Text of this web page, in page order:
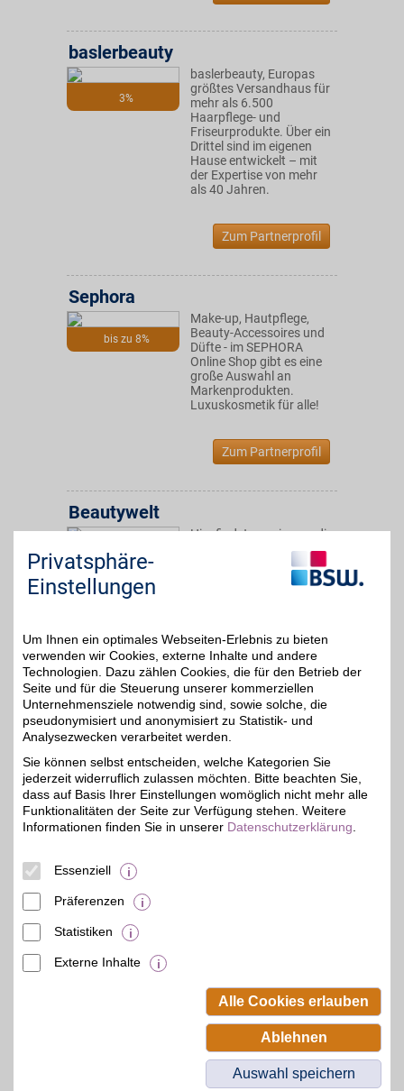
3%
baslerbeauty
baslerbeauty, Europas
größtes Versandhaus für
mehr als 6.500
Haarpflege- und
Friseurprodukte. Über ein
Drittel sind im eigenen
Hause entwickelt – mit
der Expertise von mehr
als 40 Jahren.
Zum Partnerprofil
bis zu 8%
Sephora
Make-up, Hautpflege,
Beauty-Accessoires und
Düfte - im SEPHORA
Online Shop gibt es eine
große Auswahl an
Markenprodukten.
Luxuskosmetik für alle!
Zum Partnerprofil
2%
Beautywelt
Hier findet man immer die
aktuellsten Trends zum
Pflegeprodukte, Make-up
Zum Partnerprofil
bis zu 6%
Yves Rocher
Pflanzenkosmetik:
Gesichtspflege, Make-up,
Düfte, Haarpflege,
Sonnencreme gibt es bei
dem französischen
Beauty-Hersteller. Alles
Beamten-Selbsthilfewerk GmbH.
Privatsphäre-
Einstellungen
Um Ihnen ein optimales Webseiten-Erlebnis zu bieten
verwenden wir Cookies, externe Inhalte und andere
Technologien. Dazu zählen Cookies, die für den Betrieb der
Seite und für die Steuerung unserer kommerziellen
Unternehmensziele notwendig sind, sowie solche, die
pseudonymisiert und anonymisiert zu Statistik- und
Analysezwecken verarbeitet werden.
Sie können selbst entscheiden, welche Kategorien Sie
jederzeit widerruflich zulassen möchten. Bitte beachten Sie,
dass auf Basis Ihrer Einstellungen womöglich nicht mehr alle
Funktionalitäten der Seite zur Verfügung stehen. Weitere
Informationen finden Sie in unserer Datenschutzerklärung
Essenziell
Präferenzen
Statistiken
Externe Inhalte
Alle Cookies erlauben
Ablehnen
Auswahl speichern